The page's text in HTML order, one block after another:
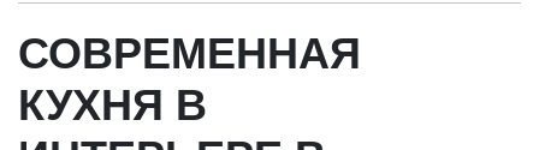
СОВРЕМЕННАЯ
КУХНЯ В